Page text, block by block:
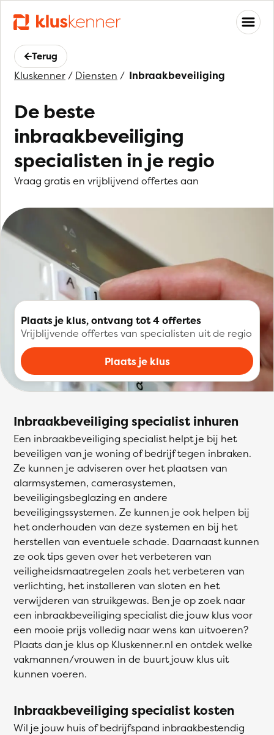
Terug
Kluskenner/ Diensten / Inbraakbeveiliging
De beste
inbraakbeveiliging
specialisten in je regio
Vraag gratis en vrijblijvend offertes aan
Plaats je klus, ontvang tot 4 offertes
Vrijblijvende offertes van specialisten uit de regio
Plaats je klus
Inbraakbeveiliging specialist inhuren
Een inbraakbeveiliging specialist helpt je bij het
beveiligen van je woning of bedrijf tegen inbraken.
Ze kunnen je adviseren over het plaatsen van
alarmsystemen, camerasystemen,
beveiligingsbeglazing en andere
beveiligingssystemen. Ze kunnen je ook helpen bij
het onderhouden van deze systemen en bij het
herstellen van eventuele schade. Daarnaast kunnen
ze ook tips geven over het verbeteren van
veiligheidsmaatregelen zoals het verbeteren van
verlichting, het installeren van sloten en het
verwijderen van struikgewas. Ben je op zoek naar
een inbraakbeveiliging specialist die jouw klus voor
een mooie prijs volledig naar wens kan uitvoeren?
Plaats dan je klus op Kluskenner.nl en ontdek welke
vakmannen/vrouwen in de buurt jouw klus uit
kunnen voeren.
Inbraakbeveiliging specialist kosten
Wil je jouw huis of bedrijfspand inbraakbestendig